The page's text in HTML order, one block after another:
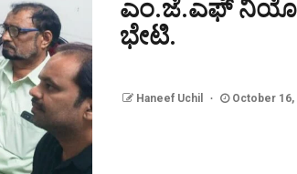
ಎಂ.ಜೆ.ಎಫ್
ಭೇಟಿ.
Haneef Uchil October 16,